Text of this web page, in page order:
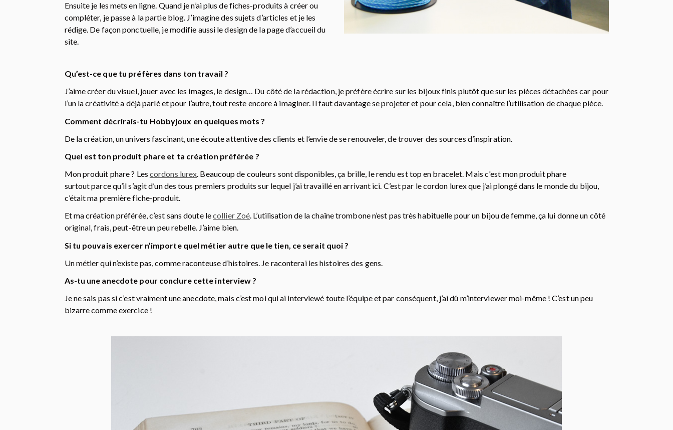
Ensuite je les mets en ligne. Quand je n’ai plus de fiches-produits à créer ou
compléter, je passe à la partie blog. J’imagine des sujets d’articles et je les
rédige. De façon ponctuelle, je modifie aussi le design de la page d’accueil du
site.
Qu’est-ce que tu préfères dans ton travail ?
J’aime créer du visuel, jouer avec les images, le design… Du côté de la rédaction, je préfère écrire sur les bijoux finis plutôt que sur les pièces détachées car pour
l’un la créativité a déjà parlé et pour l’autre, tout reste encore à imaginer. Il faut davantage se projeter et pour cela, bien connaître l’utilisation de chaque pièce.
Comment décrirais-tu Hobbyjoux en quelques mots ?
De la création, un univers fascinant, une écoute attentive des clients et l’envie de se renouveler, de trouver des sources d’inspiration.
Quel est ton produit phare et ta création préférée ?
Mon produit phare ? Les cordons lurex. Beaucoup de couleurs sont disponibles, ça brille, le rendu est top en bracelet. Mais c'est mon produit phare
surtout parce qu’il s’agit d’un des tous premiers produits sur lequel j’ai travaillé en arrivant ici. C’est par le cordon lurex que j’ai plongé dans le monde du bijou,
c’était ma première fiche-produit.
Et ma création préférée, c’est sans doute lecollier Zoé. L’utilisation de la chaîne trombone n’est pas très habituelle pour un bijou de femme, ça lui donne un côté
original, frais, peut-être un peu rebelle. J’aime bien.
Si tu pouvais exercer n’importe quel métier autre que le tien, ce serait quoi ?
Un métier qui n’existe pas, comme raconteuse d’histoires. Je raconterai les histoires des gens.
As-tu une anecdote pour conclure cette interview ?
Je ne sais pas si c’est vraiment une anecdote, mais c’est moi qui ai interviewé toute l’équipe et par conséquent, j’ai dû m’interviewer moi-même ! C’est un peu
bizarre comme exercice !